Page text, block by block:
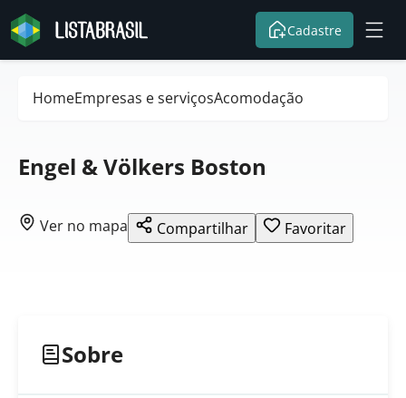
Cadastre
HomeEmpresas e serviçosAcomodação
Engel & Völkers Boston
Ver no mapa Compartilhar Favoritar
Sobre